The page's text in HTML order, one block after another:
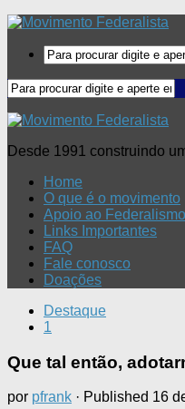
Desde 1991 construindo
Home
O que é o movimento
Apoio ao Federalismo
Links Importantes
FAQ
Fale conosco
Doações
Destaque
1
Que tal então,
por pfrank · Published 16